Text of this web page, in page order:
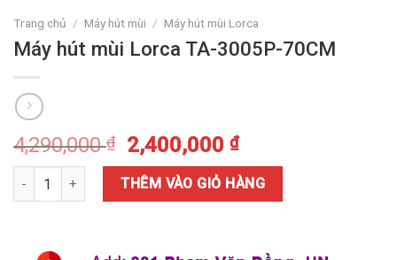
Trang chủ / Máy hút mùi / Máy hút mùi Lorca
Máy hút mùi Lorca TA-3005P-70CM
4,290,000₫ 2,400,000₫
Máy hút mùi Lorca TA-3005P-70CM số lượng
THÊM VÀO GIỎ HÀNG